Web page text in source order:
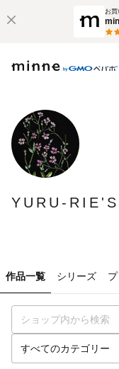
お
YURU-
作品一覧 シリーズ